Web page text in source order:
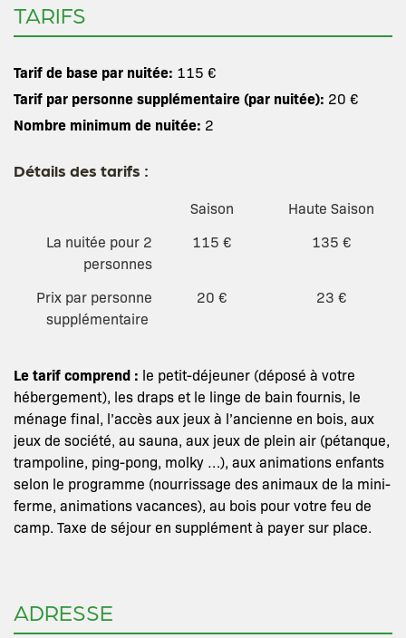
TARIFS
Tarif de base par nuitée: 115 €
Tarif par personne supplémentaire (par nuitée): 20 €
Nombre minimum de nuitée: 2
Détails des tarifs :
Saison
Haute Saison
La nuitée pour 2
personnes
115 € 135 €
Prix par personne
supplémentaire
20 € 23 €
Le tarif comprend : le petit-déjeuner (déposé à votre
hébergement), les draps et le linge de bain fournis, le
ménage final, l’accès aux jeux à l’ancienne en bois, aux
jeux de société, au sauna, aux jeux de plein air (pétanque,
trampoline, ping-pong, molky …), aux animations enfants
selon le programme (nourrissage des animaux de la mini-
ferme, animations vacances), au bois pour votre feu de
camp. Taxe de séjour en supplément à payer sur place.
ADRESSE